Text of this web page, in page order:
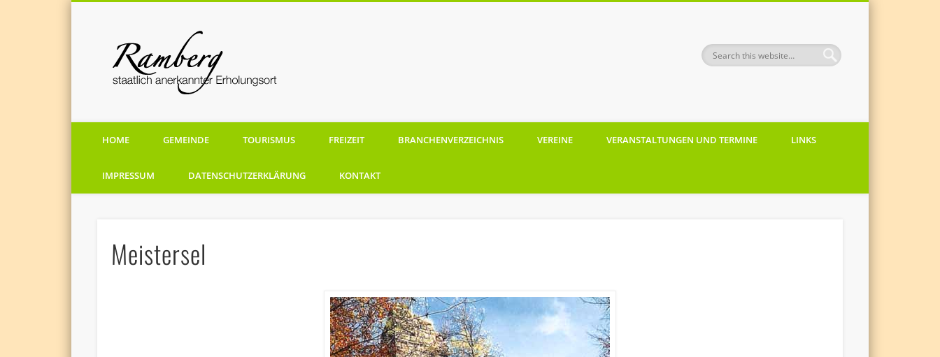
staatlich anerkannten Erholungsort
HOME GEMEINDE TOURISMUS FREIZEIT BRANCHENVERZEICHNIS VEREINE VERANSTALTUNGEN UND TERMINE LINKS
IMPRESSUM DATENSCHUTZERKLÄRUNG KONTAKT
Meistersel